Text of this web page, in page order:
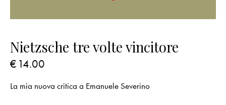
Nietzsche tre volte vincitore
€ 14.00
La mia nuova critica a Emanuele Severino